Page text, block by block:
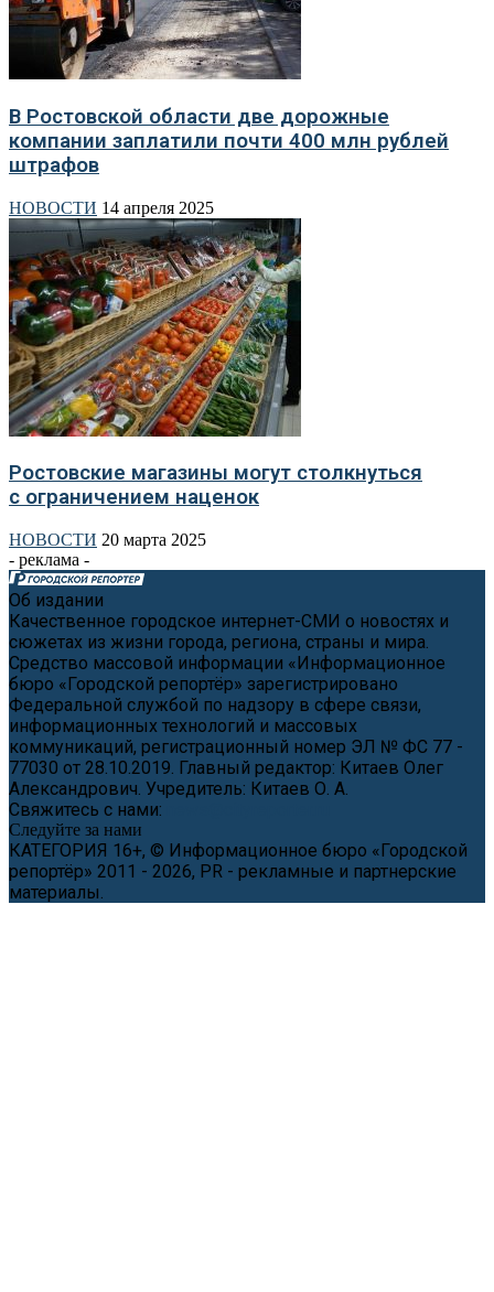
В Ростовской области две дорожные
компании заплатили почти 400 млн рублей
штрафов
НОВОСТИ 14 апреля 2025
Ростовские магазины могут столкнуться
с ограничением наценок
НОВОСТИ 20 марта 2025
- реклама -
Об издании
Качественное городское интернет-СМИ о новостях и
сюжетах из жизни города, региона, страны и мира.
Средство массовой информации «Информационное
бюро «Городской репортёр» зарегистрировано
Федеральной службой по надзору в сфере связи,
информационных технологий и массовых
коммуникаций, регистрационный номер ЭЛ № ФС 77 -
77030 от 28.10.2019. Главный редактор: Китаев Олег
Александрович. Учредитель: Китаев О. А.
Свяжитесь с нами:
Следуйте за нами
КАТЕГОРИЯ 16+, © Информационное бюро «Городской
репортёр» 2011 - 2026, PR - рекламные и партнерские
материалы.